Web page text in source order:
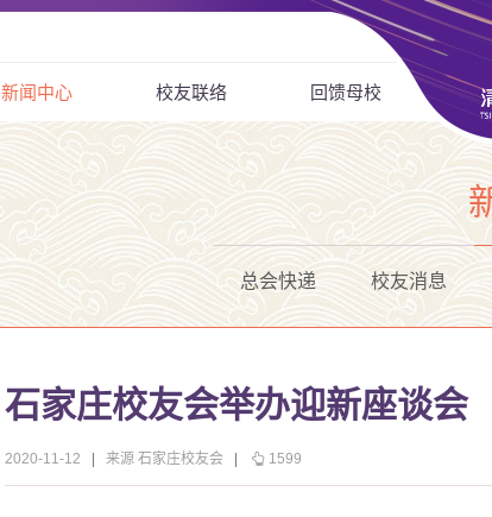
新闻中心 校友联络 回馈母校
总会快递 校友消息
石家庄校友会举办迎新座谈会
2020-11-12 来源 石家庄校友会 1599